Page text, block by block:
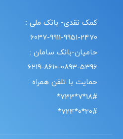
کمک نقدی- بانک ملی :
6037-9911-9951-2470
حامیان-بانک سامان :
6219-8610-0893-5396
حمایت با تلفن همراه :
18#*7*733*
20#*0*724*